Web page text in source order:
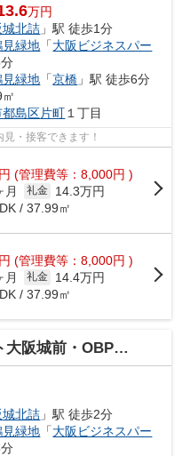
万円
城北詰 」駅 徒歩1分
緑地 「大阪ビジネスパー
緑地 「京橋 」駅 徒歩6分
都島区片町 １丁目
・接客できます！
円 (管理費等：8,000円 )
月 礼金
14.3万円
/ 37.99㎡
円 (管理費等：8,000円 )
月 礼金
14.4万円
/ 37.99㎡
・OBPリバーフロント
城北詰 」駅 徒歩2分
緑地 「大阪ビジネスパー